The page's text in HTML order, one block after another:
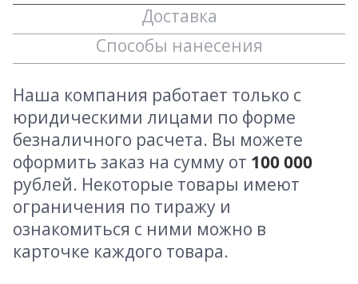
Доставка
Способы нанесения
Наша компания работает только с
юридическими лицами по форме
безналичного расчета. Вы можете
оформить заказ на сумму от 100 000
рублей. Некоторые товары имеют
ограничения по тиражу и
ознакомиться с ними можно в
карточке каждого товара.